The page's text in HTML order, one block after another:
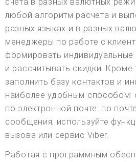
любой алгоритм расчета и
разных языках и в разных
менеджеры по работе с
формировать
и рассчитывать скидки. Кроме
заполнить базу контактов и
наиболее удобным способом:
по электронной почте. по
сообщения, используйте
вызова или сервис Viber.
Работая с программным